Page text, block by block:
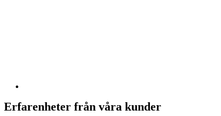
Erfarenheter från våra kunder